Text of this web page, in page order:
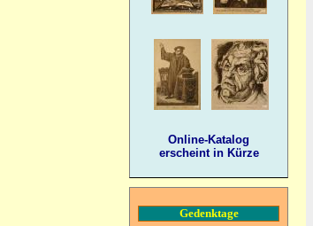
Online-Katalog
erscheint in Kürze
Gedenktage